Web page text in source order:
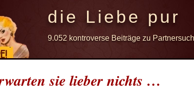
die Liebe pur
9.052 kontroverse Beiträge zu
sie lieber nichts …